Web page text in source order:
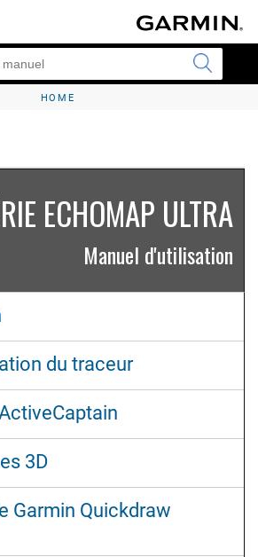
HOME
ECHOMAP ULTRA
Manuel d'utilisation
du traceur
3D
Garmin Quickdraw